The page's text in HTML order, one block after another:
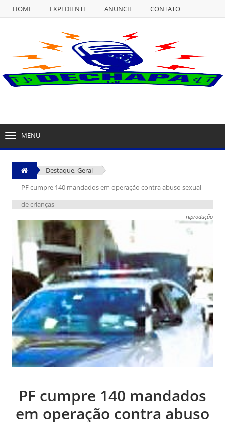
HOME EXPEDIENTE ANUNCIE
CONTATO
EXPEDIENTE ANUNCIE
MENU
Destaque,Geral
PF cumpre 140 mandados em operação contra abuso sexual
de crianças
reprodução
PF cumpre 140 mandados
em operação contra abuso